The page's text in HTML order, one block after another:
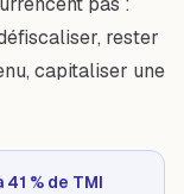
rester
capitaliser une
% de TMI